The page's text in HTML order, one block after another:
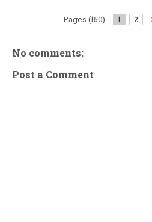
Pages (150) 1 2
No comments:
Post a Comment